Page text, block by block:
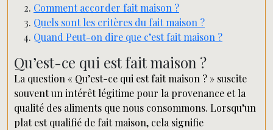
Comment accorder fait maison ?
Quels sont les critères du fait maison ?
Quand Peut-on dire que c’est fait maison ?
Qu’est-ce qui est fait maison ?
La question « Qu’est-ce qui est fait maison ? » suscite
souvent un intérêt légitime pour la provenance et la
qualité des aliments que nous consommons. Lorsqu’un
plat est qualifié de fait maison, cela signifie